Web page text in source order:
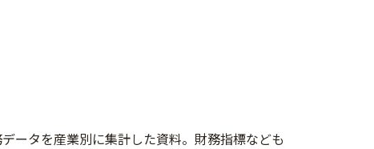
ータを産業別に集計した資料。財務指標なども